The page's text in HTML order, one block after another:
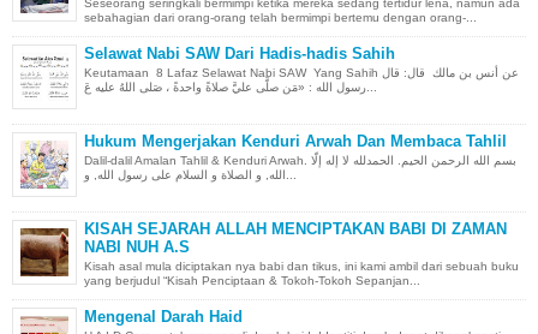
Seseorang seringkali bermimpi ketika mereka sedang tertidur lena, namun ada
sebahagian dari orang-orang telah bermimpi bertemu dengan orang-...
Selawat Nabi SAW Dari Hadis-hadis Sahih
Keutamaan 8 Lafaz Selawat Nabi SAW Yang Sahih عن أنس بن مالك قال: قال
Hukum Mengerjakan Kenduri Arwah Dan Membaca Tahlil
Dalil-dalil Amalan Tahlil & Kenduri Arwah. بسم الله الرحمن الحيم. الحمدلله لا إله إلّا
KISAH SEJARAH ALLAH MENCIPTAKAN BABI DI ZAMAN
NABI NUH A.S
Kisah asal mula diciptakan nya babi dan tikus, ini kami ambil dari sebuah buku
yang berjudul “Kisah Penciptaan & Tokoh-Tokoh Sepanjan...
Mengenal Darah Haid